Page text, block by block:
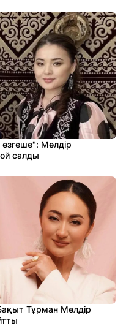
Мөлдір
салды
Тұрман Мөлдір